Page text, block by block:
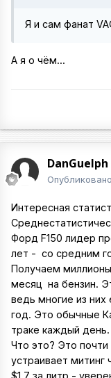
Я и сам фанат
А я о чём...
DanGuelph
Опубликовано
Интересная
Форд F150 лидер
лет - со средним
Получаем
месяц на бензин.
ведь многие из
год. Это обычные
траке каждый день.
Что это? Это
устраивает
$1.7 за литр -